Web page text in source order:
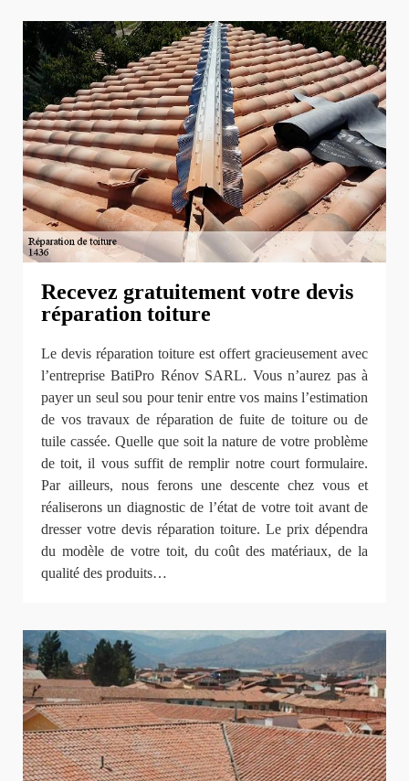
Recevez gratuitement votre devis
réparation toiture
Le devis réparation toiture est offert gracieusement avec
l’entreprise BatiPro Rénov SARL. Vous n’aurez pas à
payer un seul sou pour tenir entre vos mains l’estimation
de vos travaux de réparation de fuite de toiture ou de
tuile cassée. Quelle que soit la nature de votre problème
de toit, il vous suffit de remplir notre court formulaire.
Par ailleurs, nous ferons une descente chez vous et
réaliserons un diagnostic de l’état de votre toit avant de
dresser votre devis réparation toiture. Le prix dépendra
du modèle de votre toit, du coût des matériaux, de la
qualité des produits…